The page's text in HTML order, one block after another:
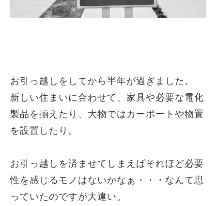
お引っ越しをしてから半年が過ぎました。
新しい住まいに合わせて、家具や必要な電化
製品を揃えたり、大物ではカーポートや物置
を設置したり。
お引っ越しを済ませてしまえばそれほど必要
性を感じるモノはないかなぁ・・・なんて思
っていたのですが大違い。